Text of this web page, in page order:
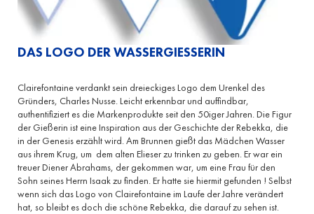
DAS LOGO DER WASSERGIESSERIN
Clairefontaine verdankt sein dreieckiges Logo dem Urenkel des
Gründers, Charles Nusse. Leicht erkennbar und auffindbar,
authentifiziert es die Markenprodukte seit den 50iger Jahren. Die Figur
der Gießerin ist eine Inspiration aus der Geschichte der Rebekka, die
in der Genesis erzählt wird. Am Brunnen gießt das Mädchen Wasser
aus ihrem Krug, um dem alten Elieser zu trinken zu geben. Er war ein
treuer Diener Abrahams, der gekommen war, um eine Frau für den
Sohn seines Herrn Isaak zu finden. Er hatte sie hiermit gefunden ! Selbst
wenn sich das Logo von Clairefontaine im Laufe der Jahre verändert
hat, so bleibt es doch die schöne Rebekka, die darauf zu sehen ist.